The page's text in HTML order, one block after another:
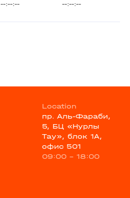
--:--:-- --:--:--
Location
пр. Аль-Фараби,
5, БЦ «Нурлы
Тау», блок 1А,
офис 501
09:00 - 18:00